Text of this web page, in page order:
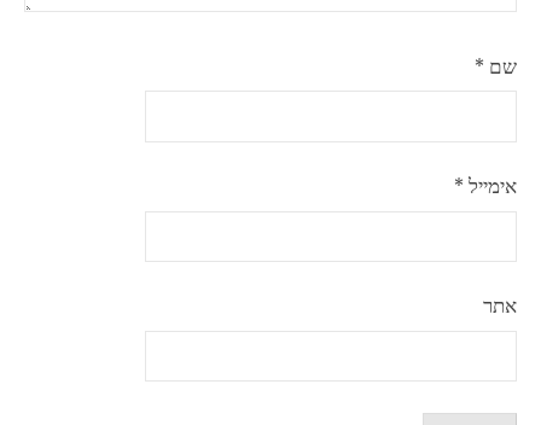
שם *
אימייל *
אתר